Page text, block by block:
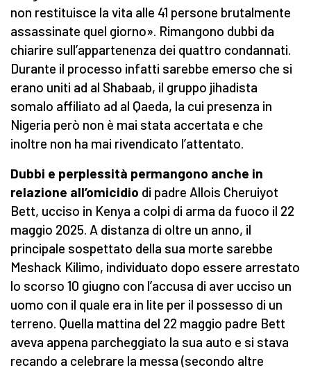
non restituisce la vita alle 41 persone brutalmente
assassinate quel giorno». Rimangono dubbi da
chiarire sull’appartenenza dei quattro condannati.
Durante il processo infatti sarebbe emerso che si
erano uniti ad al Shabaab, il gruppo jihadista
somalo affiliato ad al Qaeda, la cui presenza in
Nigeria però non è mai stata accertata e che
inoltre non ha mai rivendicato l’attentato.
Dubbi e perplessità permangono anche in
relazione all’omicidio di padre Allois Cheruiyot
Bett, ucciso in Kenya a colpi di arma da fuoco il 22
maggio 2025. A distanza di oltre un anno, il
principale sospettato della sua morte sarebbe
Meshack Kilimo, individuato dopo essere arrestato
lo scorso 10 giugno con l’accusa di aver ucciso un
uomo con il quale era in lite per il possesso di un
terreno. Quella mattina del 22 maggio padre Bett
aveva appena parcheggiato la sua auto e si stava
recando a celebrare la messa (secondo altre